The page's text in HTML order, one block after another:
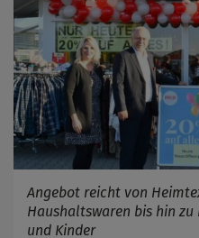
Angebot reicht von
Haushaltswaren bis hin
und Kinder